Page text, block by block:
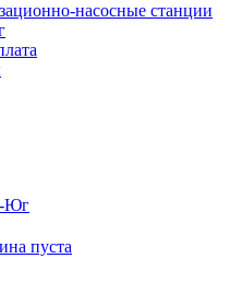
насосные станции
пуста